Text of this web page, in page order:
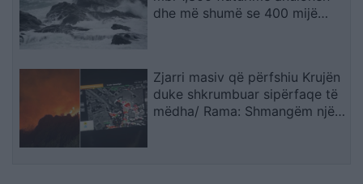
dhe më shumë se 400 mijë
Zjarri masiv që përfshiu Krujën
duke shkrumbuar sipërfaqe të
mëdha/ Rama: Shmangëm një